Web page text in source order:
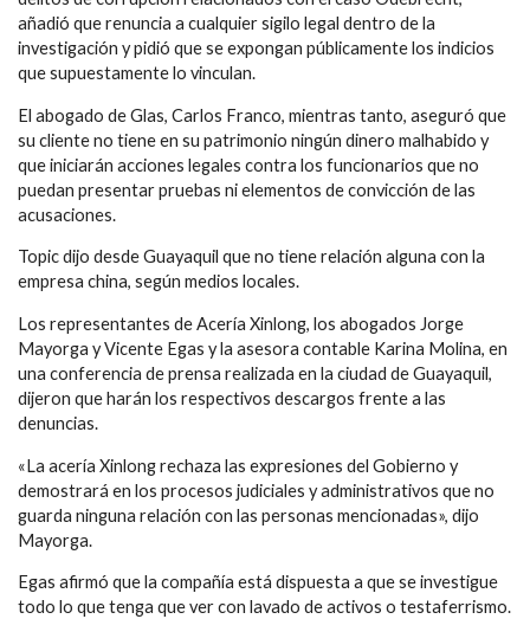
añadió que renuncia a cualquier sigilo legal dentro de la
investigación y pidió que se expongan públicamente los indicios
que supuestamente lo vinculan.
El abogado de Glas, Carlos Franco, mientras tanto, aseguró que
su cliente no tiene en su patrimonio ningún dinero malhabido y
que iniciarán acciones legales contra los funcionarios que no
puedan presentar pruebas ni elementos de convicción de las
acusaciones.
Topic dijo desde Guayaquil que no tiene relación alguna con la
empresa china, según medios locales.
Los representantes de Acería Xinlong, los abogados Jorge
Mayorga y Vicente Egas y la asesora contable Karina Molina, en
una conferencia de prensa realizada en la ciudad de Guayaquil,
dijeron que harán los respectivos descargos frente a las
denuncias.
«La acería Xinlong rechaza las expresiones del Gobierno y
demostrará en los procesos judiciales y administrativos que no
guarda ninguna relación con las personas mencionadas», dijo
Mayorga.
Egas afirmó que la compañía está dispuesta a que se investigue
todo lo que tenga que ver con lavado de activos o testaferrismo.